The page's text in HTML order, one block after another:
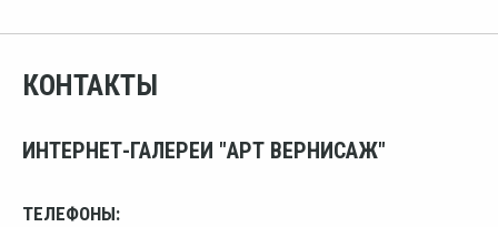
КОНТАКТЫ
ИНТЕРНЕТ-ГАЛЕРЕИ "АРТ ВЕРНИСАЖ"
ТЕЛЕФОНЫ: